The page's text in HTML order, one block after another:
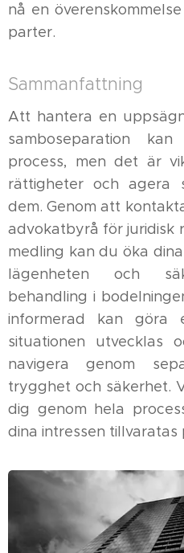
nå en
parter.
Sammanfattning
Att hantera en
samboseparation
process, men det är
rättigheter och agera
dem. Genom att
advokatbyrå för juridisk
medling kan du öka
lägenheten och
behandling i
informerad kan
situationen utvecklas
navigera genom
trygghet och säkerhet.
dig genom hela
dina intressen tillvaratas